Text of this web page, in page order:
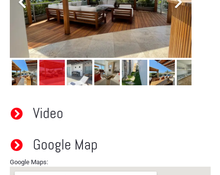
Video
Google Map
Google Maps: